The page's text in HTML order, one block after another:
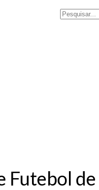
Futebol